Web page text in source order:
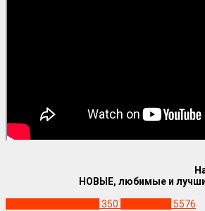
НОВЫЕ, любимые и
350 5576